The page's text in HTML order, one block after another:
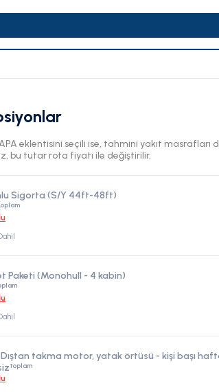
eklentisini seçili ise, tahmini yakıt masrafları
bu tutar rota fiyatı ile değiştirilir.
Sigorta (S/Y 44ft-48ft)
Paketi (Monohull - 4 kabin)
Dıştan takma motor, yatak örtüsü - kişi başı
toplam